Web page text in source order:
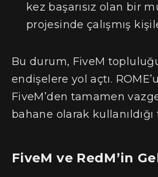
kez başarısız olan bir
projesinde çalışmış
Bu durum, FiveM
endişelere yol açtı.
FiveM’den tamamen
bahane olarak
FiveM ve RedM’in